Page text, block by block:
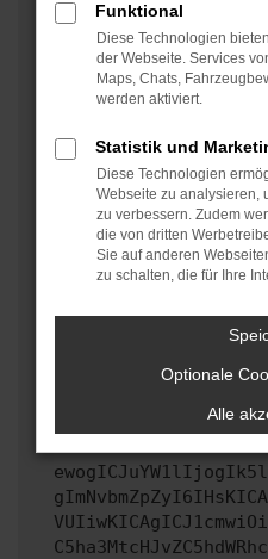
Starte dein Gerät neu.
Das kann manchmal
Probleme zu beheben.
Betriebssystem auf
Veraltete Software birgt
Sicherheitsrisiko,
dass bestimmte
werden.
Wende dich an den
Wenn du alle oben
kontaktiere uns bitte.
Problem zu beheben.
schicken, um uns bei
Funktional
Diese Technologien
der Webseite. Services
Maps, Chats,
werden aktiviert.
Statistik und
Diese Technologien
Webseite zu analysieren,
zu verbessern. Zudem
die von dritten
Sie auf anderen
zu schalten, die für Ihre
Optionale
Alle